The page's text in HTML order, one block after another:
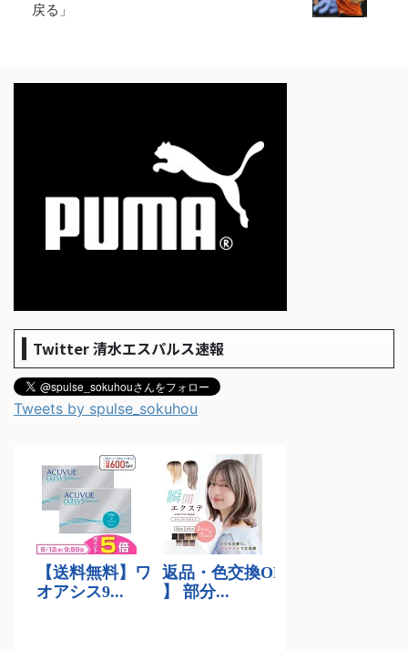
戻る」
Twitter 清水エスパルス速報
Tweets by spulse_sokuhou